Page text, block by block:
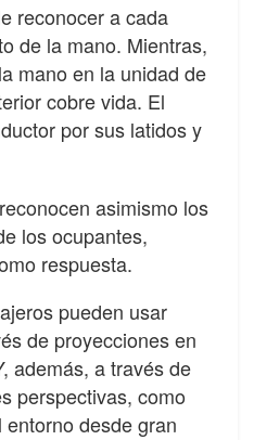
reconocer a cada
de la mano. Mientras,
mano en la unidad de
cobre vida. El
por sus latidos y
asimismo los
los ocupantes,
respuesta.
pueden usar
de proyecciones en
además, a través de
perspectivas, como
desde gran